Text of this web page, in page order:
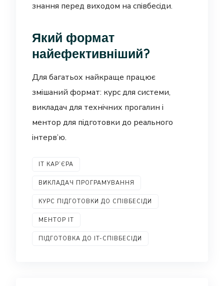
знання перед виходом на співбесіди.
Який формат
найефективніший?
Для багатьох найкраще працює
змішаний формат: курс для системи,
викладач для технічних прогалин і
ментор для підготовки до реального
інтерв’ю.
IT КАР’ЄРА
ВИКЛАДАЧ ПРОГРАМУВАННЯ
КУРС ПІДГОТОВКИ ДО СПІВБЕСІДИ
МЕНТОР IT
ПІДГОТОВКА ДО IT-СПІВБЕСІДИ